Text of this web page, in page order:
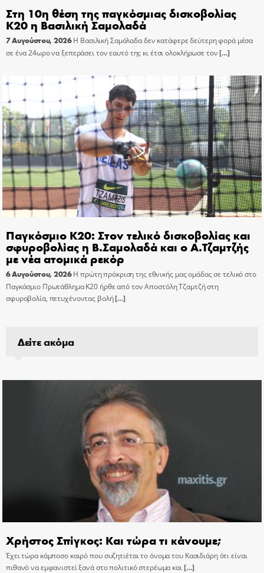
Στη 10η θέση της παγκόσμιας δισκοβολίας
Κ20 η Βασιλική Σαμολαδά
7 Αυγούστου, 2026 Η Βασιλική Σαμόλαδα δεν κατάφερε δεύτερη φορά μέσα
σε ένα 24ωρο να ξεπεράσει τον εαυτό της κι έτσι ολοκλήρωσε τον[…]
Παγκόσμιο Κ20: Στον τελικό δισκοβολίας και
σφυροβολίας η Β.Σαμολαδά και ο Α.Τζαμτζής
με νέα ατομικά ρεκόρ
6 Αυγούστου, 2026 Η πρώτη πρόκριση της εθνικής μας ομάδας σε τελικό στο
Παγκόσμιο Πρωτάθλημα Κ20 ήρθε από τον Αποστόλη Τζαμτζή στη
σφυροβολία, πετυχένοντας βολή[…]
Δείτε ακόμα
Χρήστος Σπίγκος: Και τώρα τι κάνουμε;
Έχει τώρα κάμποσο καιρό που συζητιέται το όνομα του Κασιδιάρη ότι είναι
πιθανό να εμφανιστεί ξανά στο πολιτικό στερέωμα και[…]